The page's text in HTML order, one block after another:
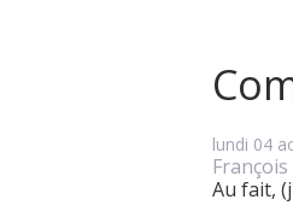
lundi 04
Au fait,